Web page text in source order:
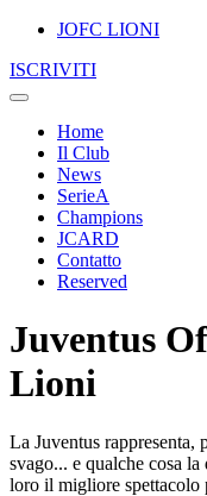
JOFC LIONI
ISCRIVITI
Home
Il Club
News
SerieA
Champions
JCARD
Contatto
Reserved
Juventus
Lioni
La Juventus rappresenta,
svago... e qualche cosa
loro il migliore spettacolo